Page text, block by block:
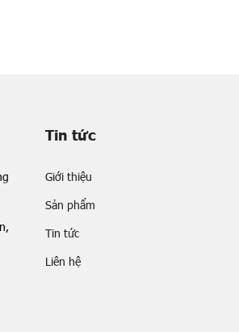
Tin tức
Giới thiệu
Sản phẩm
Tin tức
Liên hệ